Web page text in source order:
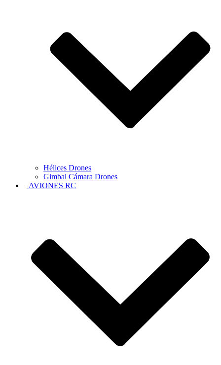
Hélices Drones
Gimbal Cámara Drones
AVIONES RC